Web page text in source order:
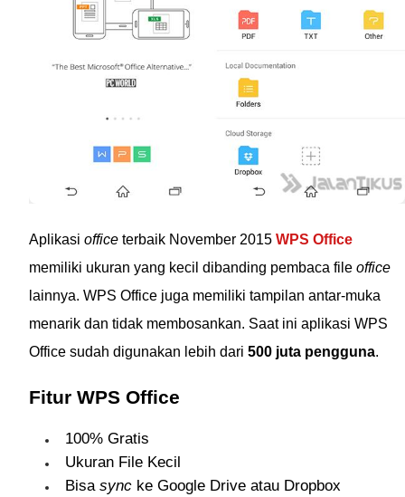
Aplikasi office terbaik November 2015 WPS Office
memiliki ukuran yang kecil dibanding pembaca file office
lainnya. WPS Office juga memiliki tampilan antar-muka
menarik dan tidak membosankan. Saat ini aplikasi WPS
Office sudah digunakan lebih dari 500 juta pengguna.
Fitur WPS Office
100% Gratis
Ukuran File Kecil
Bisa sync ke Google Drive atau Dropbox